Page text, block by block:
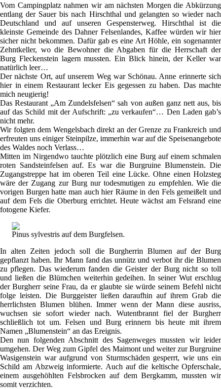
Vom Campingplatz nahmen wir am nächsten Morgen die Abkürzung
entlang der Sauer bis nach Hirschthal und gelangten so wieder nach
Deutschland und auf unseren Gespensterweg. Hirschthal ist die
kleinste Gemeinde des Dahner Felsenlandes, Kaffee würden wir hier
sicher nicht bekommen. Dafür gab es eine Art Höhle, ein sogenannter
Zehntkeller, wo die Bewohner die Abgaben für die Herrschaft der
Burg Fleckenstein lagern mussten. Ein Blick hinein, der Keller war
natürlich leer…
Der nächste Ort, auf unserem Weg war Schönau. Anne erinnerte sich
hier in einem Restaurant lecker Eis gegessen zu haben. Das machte
mich neugierig!
Das Restaurant „Am Zundelsfelsen“ sah von außen ganz nett aus, bis
auf das Schild mit der Aufschrift: „zu verkaufen“… Den Laden gab’s
nicht mehr.
Wir folgten dem Wengelsbach direkt an der Grenze zu Frankreich und
erfreuten uns einiger Steinpilze, immerhin war auf die Speisenangebote
des Waldes noch Verlass…
Mitten im Nirgendwo tauchte plötzlich eine Burg auf einem schmalen
roten Sandsteinfelsen auf. Es war die Burgruine Blumenstein. Die
Zugangstreppe hat im oberen Teil eine Lücke. Ohne einen Holzsteg
wäre der Zugang zur Burg nur todesmutigen zu empfehlen. Wie die
vorigen Burgen hatte man auch hier Räume in den Fels gemeißelt und
auf dem Fels die Oberburg errichtet. Heute wächst am Felsrand eine
fotogene Kiefer.
Pinus sylvestris auf dem Burgfelsen.
In alten Zeiten jedoch soll die Burgherrin Blumen auf der Burg
gepflanzt haben. Ihr Mann fand das unnütz und verbot ihr die Blumen
zu pflegen. Das wiederum fanden die Geister der Burg nicht so toll
und ließen die Blümchen weiterhin gedeihen. In seiner Wut erschlug
der Burgherr seine Frau, da er glaubte sie würde seinem Befehl nicht
folge leisten. Die Burggeister ließen daraufhin auf ihrem Grab die
herrlichsten Blumen blühen. Immer wenn der Mann diese ausriss,
wuchsen sie sofort wieder nach. Wutentbrannt fiel der Burgherr
schließlich tot um. Felsen und Burg erinnern bis heute mit ihrem
Namen „Blumenstein“ an das Ereignis.
Den nun folgenden Abschnitt des Sagenweges mussten wir leider
umgehen. Der Weg zum Gipfel des Maimont und weiter zur Burgruine
Wasigenstein war aufgrund von Sturmschäden gesperrt, wie uns ein
Schild am Abzweig informierte. Auch auf die keltische Opferschale,
einem ausgehöhlten Felsbrocken auf dem Bergkamm, mussten wir
somit verzichten.